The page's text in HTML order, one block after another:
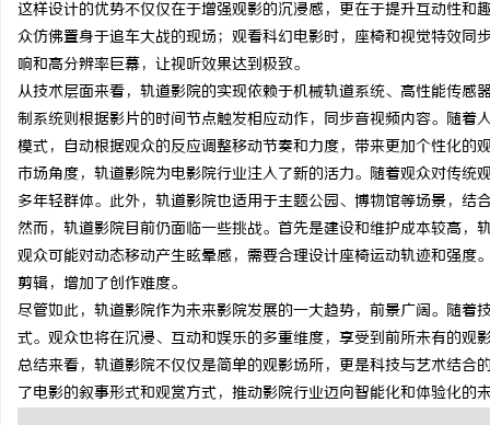
这样设计的优势不仅仅在于增强观影的沉浸感，更在于提升互动性
众仿佛置身于追车大战的现场；观看科幻电影时，座椅和视觉特效
响和高分辨率巨幕，让视听效果达到极致。
从技术层面来看，轨道影院的实现依赖于机械轨道系统、高性能传
制系统则根据影片的时间节点触发相应动作，同步音视频内容。随
模式，自动根据观众的反应调整移动节奏和力度，带来更加个性化的
市场角度，轨道影院为电影院行业注入了新的活力。随着观众对传
多年轻群体。此外，轨道影院也适用于主题公园、博物馆等场景，结
然而，轨道影院目前仍面临一些挑战。首先是建设和维护成本较高
观众可能对动态移动产生眩晕感，需要合理设计座椅运动轨迹和强
剪辑，增加了创作难度。
尽管如此，轨道影院作为未来影院发展的一大趋势，前景广阔。随
式。观众也将在沉浸、互动和娱乐的多重维度，享受到前所未有的观
总结来看，轨道影院不仅仅是简单的观影场所，更是科技与艺术结
了电影的叙事形式和观赏方式，推动影院行业迈向智能化和体验化的
净 AC 国际医疗实验室，标准化研发体系
解析
550FC45耐磨改性颗粒